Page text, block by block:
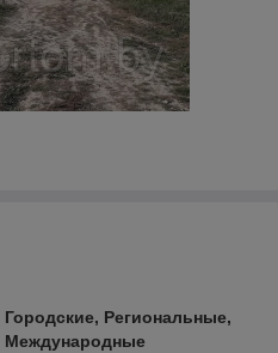
Городские, Региональные,
Международные